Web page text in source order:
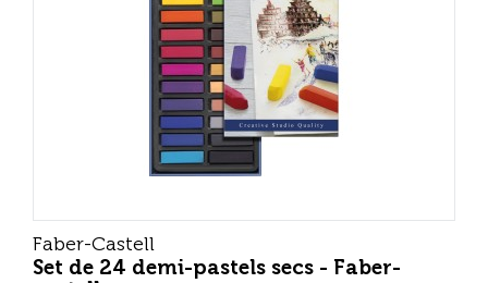
Faber-Castell
Set de 24 demi-pastels secs - Faber-